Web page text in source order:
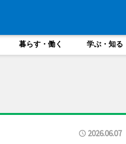
暮らす・働く 学ぶ・知る
2026.06.07